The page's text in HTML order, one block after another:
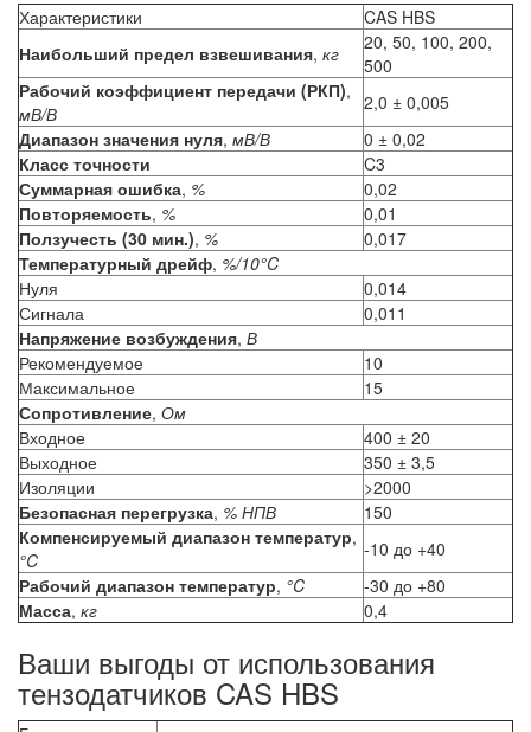
Характеристики
CAS HBS
Наибольший предел взвешивания, кг
20, 50, 100, 200,
500
Рабочий коэффициент передачи (РКП),
мВ/В
2,0 ± 0,005
Диапазон значения нуля, мВ/В
0 ± 0,02
Класс точности
C3
Суммарная ошибка, %
0,02
Повторяемость, %
0,01
Ползучесть (30 мин.), %
0,017
Температурный дрейф, %/10°C
Нуля
0,014
Сигнала
0,011
Напряжение возбуждения, В
Рекомендуемое
10
Максимальное
15
Сопротивление, Ом
Входное
400 ± 20
Выходное
350 ± 3,5
Изоляции
>2000
Безопасная перегрузка, % НПВ
150
Компенсируемый диапазон температур,
°C
-10 до +40
Рабочий диапазон температур, °C
-30 до +80
Масса, кг 0,4
Ваши выгоды от использования
тензодатчиков CAS HBS